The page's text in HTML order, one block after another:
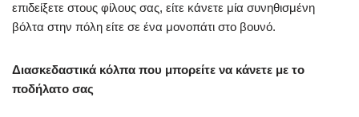
επιδείξετε στους φίλους σας, είτε κάνετε μία συνηθισμένη
βόλτα στην πόλη είτε σε ένα μονοπάτι στο βουνό.
Διασκεδαστικά κόλπα που μπορείτε να κάνετε με το
ποδήλατο σας